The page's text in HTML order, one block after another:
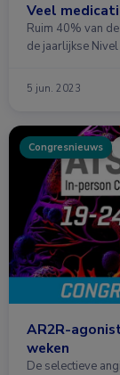
Veel
Ruim 40% van
de jaarlijkse
5 jun. 2023
Congresnieuws
AR2R-
weken
De selectieve